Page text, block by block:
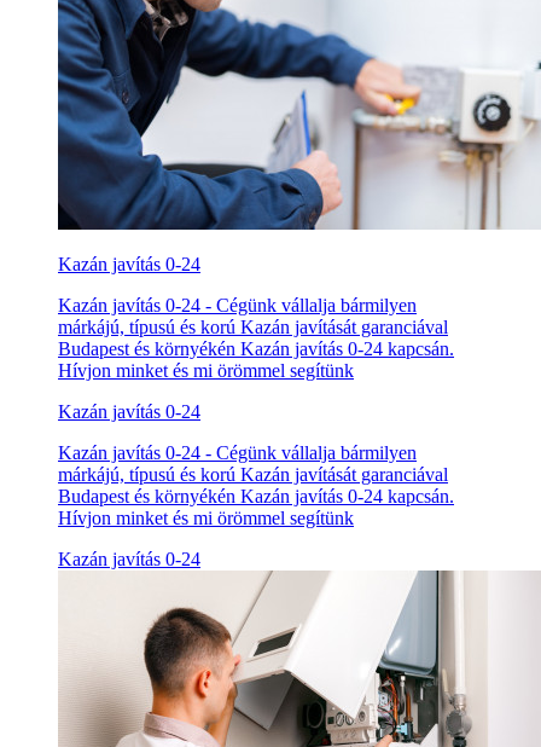
Kazán javítás 0-24
Kazán javítás 0-24 - Cégünk vállalja bármilyen
márkájú, típusú és korú Kazán javítását garanciával
Budapest és környékén Kazán javítás 0-24 kapcsán.
Hívjon minket és mi örömmel segítünk
Kazán javítás 0-24
Kazán javítás 0-24 - Cégünk vállalja bármilyen
márkájú, típusú és korú Kazán javítását garanciával
Budapest és környékén Kazán javítás 0-24 kapcsán.
Hívjon minket és mi örömmel segítünk
Kazán javítás 0-24